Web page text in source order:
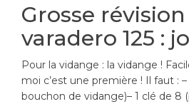
Grosse
varadero 125 :
Pour la vidange : la vidange !
moi c’est une première ! Il faut :
bouchon de vidange)– 1 clé de 8